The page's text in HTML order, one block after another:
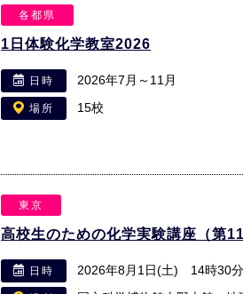
各都県
1日体験化学教室2026
日時 2026年7月～11月
場所 15校
東京
高校生のための化学実験講座（第
日時 2026年8月1日(土) 14時30